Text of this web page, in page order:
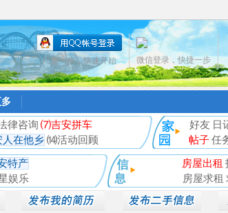
微信登录，快捷一步
只需一步，快速开始
律咨询 ⑺吉安拼车
在他乡 ⒁活动回顾
好友 日
帖子任
特产
娱乐
房屋出租
房屋求租